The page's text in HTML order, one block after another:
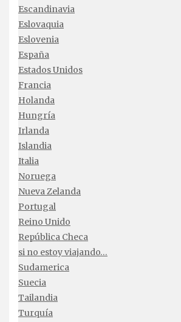
Escandinavia
Eslovaquia
Eslovenia
España
Estados Unidos
Francia
Holanda
Hungría
Irlanda
Islandia
Italia
Noruega
Nueva Zelanda
Portugal
Reino Unido
República Checa
si no estoy viajando…
Sudamerica
Suecia
Tailandia
Turquía